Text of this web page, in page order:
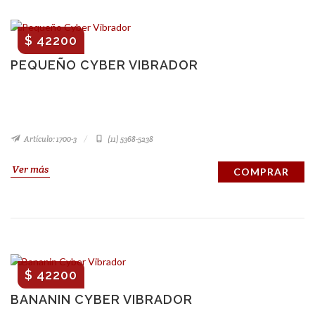
PEQUEÑO CYBER VIBRADOR
$ 42200
Artículo: 1700-3 (11) 5368-5238
Ver más COMPRAR
BANANIN CYBER VIBRADOR
$ 42200